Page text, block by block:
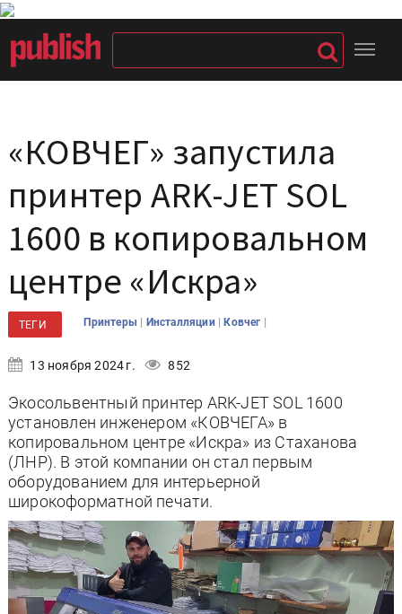
«КОВЧЕГ» запустила
принтер ARK-JET SOL
1600 в копировальном
центре «Искра»
ТЕГИ Принтеры | Инсталляции |Ковчег |
13 ноября 2024 г. 852
Экосольвентный принтер ARK-JET SOL 1600
установлен инженером «КОВЧЕГА» в
копировальном центре «Искра» из Стаханова
(ЛНР). В этой компании он стал первым
оборудованием для интерьерной
широкоформатной печати.